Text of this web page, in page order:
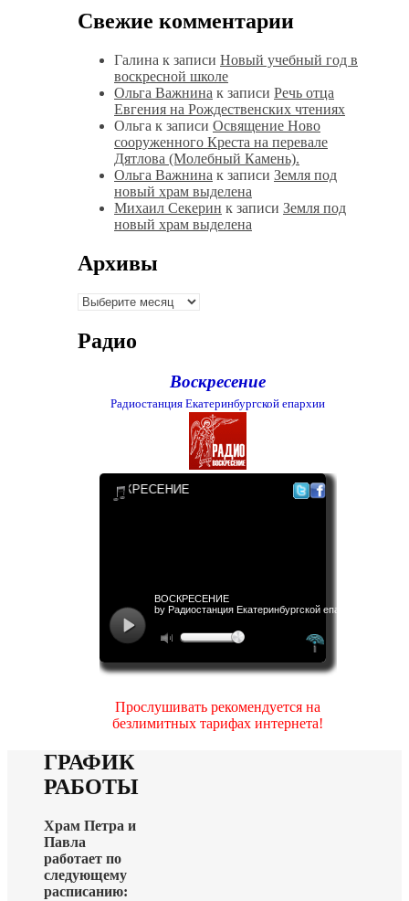
Свежие комментарии
Галина к записи Новый учебный год в
воскресной школе
Ольга Важнина к записи Речь отца
Евгения на Рождественских чтениях
Ольга к записи Освящение Ново
сооруженного Креста на перевале
Дятлова (Молебный Камень).
Ольга Важнина к записи Земля под
новый храм выделена
Михаил Секерин к записи Земля под
новый храм выделена
Архивы
Архивы
Радио
Воскресение
Радиостанция Екатеринбургской епархии
Прослушивать рекомендуется на
безлимитных тарифах интернета!
ГРАФИК
РАБОТЫ
Храм Петра и
Павла
работает по
следующему
расписанию: